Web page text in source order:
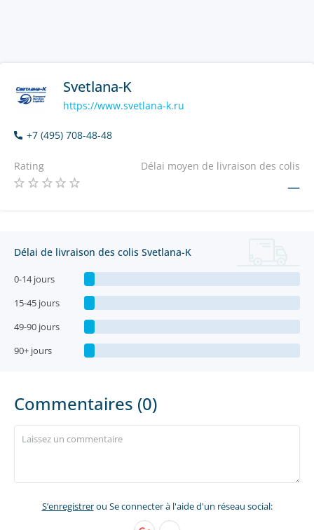
Svetlana-K
https://www.svetlana-k.ru
+7 (495) 708-48-48
Rating Délai moyen de livraison des colis
—
Délai de livraison des colis Svetlana-K
0-14 jours
15-45 jours
49-90 jours
90+ jours
Commentaires (0)
S’enregistrerou Se connecter à l'aide d'un réseau social: